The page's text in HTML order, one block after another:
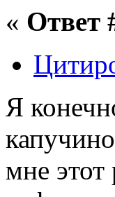
« Ответ
Я
мне этот